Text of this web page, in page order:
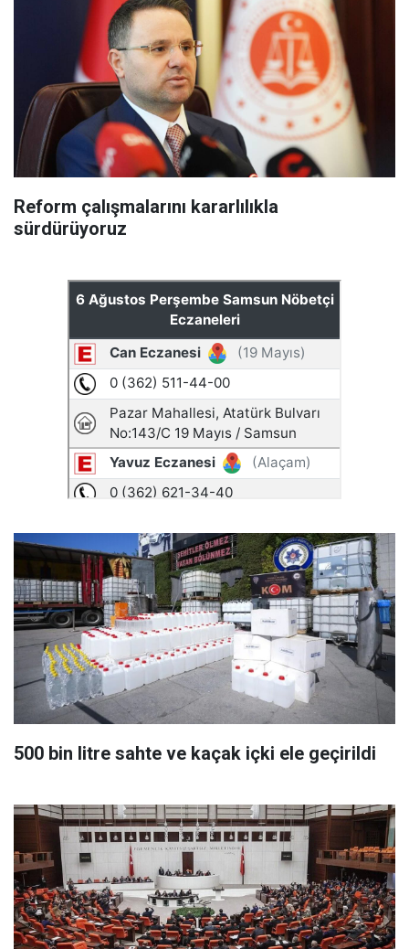
Reform çalışmalarını kararlılıkla
sürdürüyoruz
500 bin litre sahte ve kaçak içki ele geçirildi